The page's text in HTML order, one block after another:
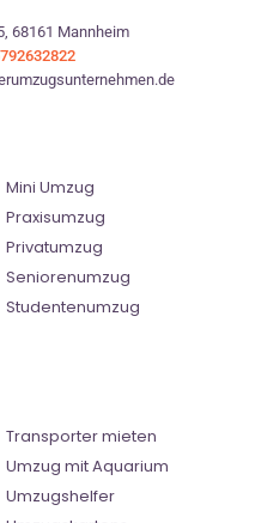
68161 Mannheim
Mini Umzug
Praxisumzug
Privatumzug
Seniorenumzug
Studentenumzug
Transporter mieten
Umzug mit Aquarium
Umzugshelfer